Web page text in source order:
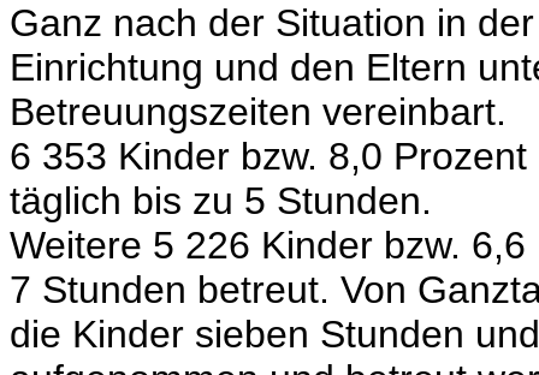
Ganz nach der Situation in
Einrichtung und den Eltern
Betreuungszeiten vereinbart.
6 353 Kinder bzw. 8,0
täglich bis zu 5 Stunden.
Weitere 5 226 Kinder bzw.
7 Stunden betreut. Von
die Kinder sieben Stunden